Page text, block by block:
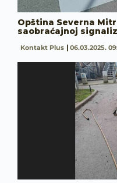
Opština Severna
saobraćajnoj
Kontakt Plus 06.03.2025.